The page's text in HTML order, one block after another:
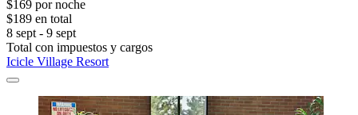
$169 por noche
$189 en total
8 sept - 9 sept
Total con impuestos y cargos
Icicle Village Resort